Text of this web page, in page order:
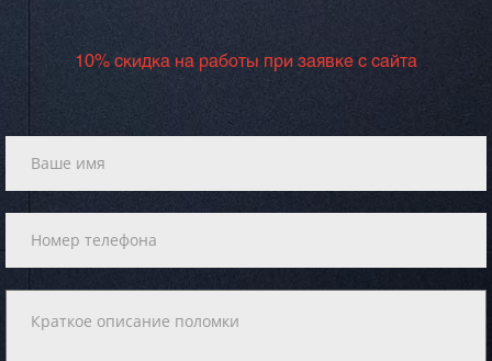
10% скидка на работы при заявке с сайта